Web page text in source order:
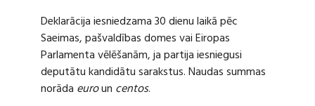
Deklarācija iesniedzama 30 dienu laikā pēc
Saeimas, pašvaldības domes vai Eiropas
Parlamenta vēlēšanām, ja partija iesniegusi
deputātu kandidātu sarakstus. Naudas summas
norāda euroun centos.